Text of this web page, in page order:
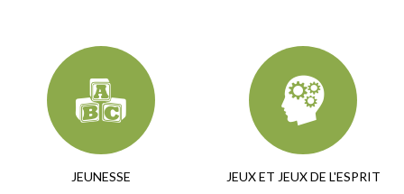
JEUNESSE JEUX ET JEUX DE L'ESPRIT